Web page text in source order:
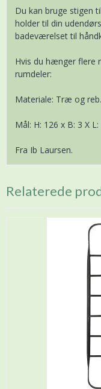
Du kan bruge stigen
holder til din
badeværelset til
Hvis du hænger flere
rumdeler:
Materiale: Træ og reb.
Mål: H: 126 x B: 3 X
Fra Ib Laursen.
Relaterede